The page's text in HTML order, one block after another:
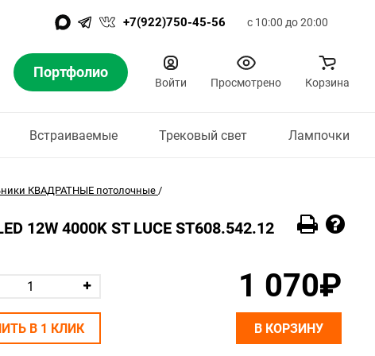
+7(922)750-45-56 с 10:00 до 20:00
Портфолио
Войти Просмотрено Корзина
Встраиваемые Трековый свет Лампочки
КВАДРАТНЫЕ потолочные /
12W 4000K ST LUCE ST608.542.12
1 070₽
В 1 КЛИК В КОРЗИНУ